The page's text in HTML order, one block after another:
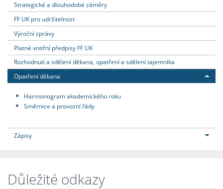
Strategické a dlouhodobé záměry
FF UK pro udržitelnost
Výroční zprávy
Platné vnitřní předpisy FF UK
Rozhodnutí a sdělení děkana, opatření a sdělení tajemníka
Opatření děkana
Harmonogram akademického roku
Směrnice a provozní řády
Zápisy
Důležité odkazy